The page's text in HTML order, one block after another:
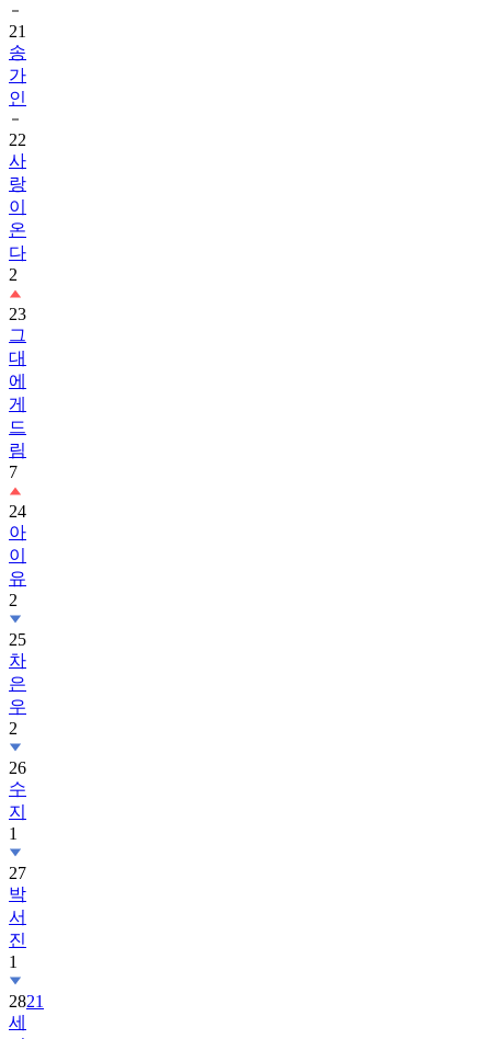
21
송
가
인
22
사
랑
이
온
다
2
23
그
대
에
게
드
림
7
24
아
이
유
2
25
차
은
우
2
26
수
지
1
27
박
서
진
1
2821
세